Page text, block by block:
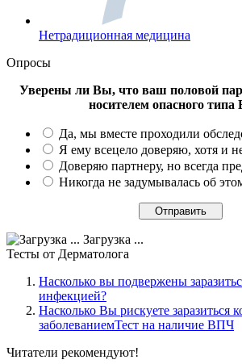
Нетрадиционная медицина
Опросы
Уверены ли Вы, что ваш половой
носителем опасного
Да, мы вместе проходили
Я ему всецело доверяю, хотя и
Доверяю партнеру, но всегда
Никогда не задумывалась об
Загрузка ...
Тесты от Дерматолога
Насколько вы подвержены
инфекцией?
Насколько Вы рискуете заразиться
заболеваниемТест на наличие ВПЧ
Читатели рекомендуют!